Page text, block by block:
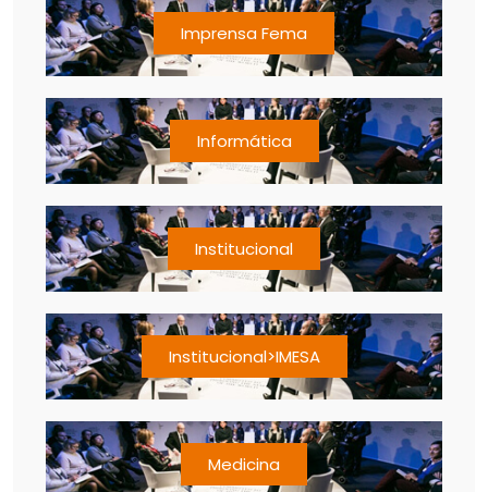
Imprensa Fema
Informática
Institucional
Institucional>IMESA
Medicina